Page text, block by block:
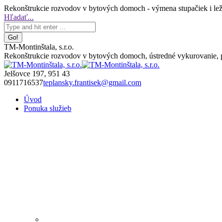
Skip
to
content
Rekonštrukcie rozvodov v bytových domoch - výmena stupačiek i
Facebook
page
opens
in
new
window
Search:
Hľadať...
TM-Montinštala, s.r.o.
Rekonštrukcie rozvodov v bytových domoch, ústredné
Jelšovce 197, 951 43
0911716537teplansky.frantisek@gmail.com
Úvod
Ponuka služieb